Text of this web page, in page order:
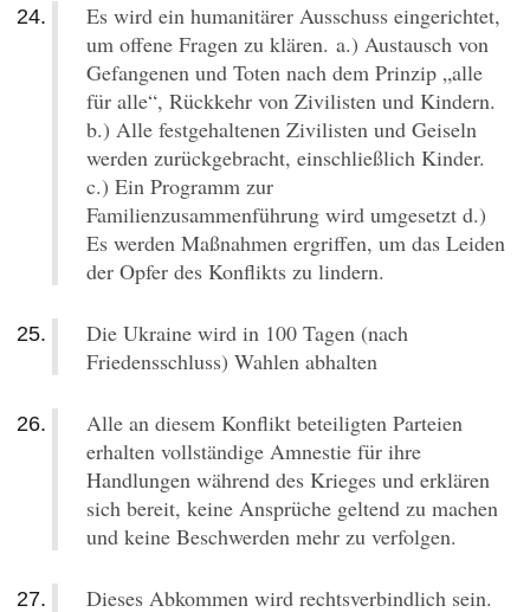
Es wird ein humanitärer Ausschuss eingerichtet,
um offene Fragen zu klären. a.) Austausch von
Gefangenen und Toten nach dem Prinzip „alle
für alle“, Rückkehr von Zivilisten und Kindern.
b.) Alle festgehaltenen Zivilisten und Geiseln
werden zurückgebracht, einschließlich Kinder.
c.) Ein Programm zur
Familienzusammenführung wird umgesetzt d.)
Es werden Maßnahmen ergriffen, um das Leiden
der Opfer des Konflikts zu lindern.
Die Ukraine wird in 100 Tagen (nach
Friedensschluss) Wahlen abhalten
Alle an diesem Konflikt beteiligten Parteien
erhalten vollständige Amnestie für ihre
Handlungen während des Krieges und erklären
sich bereit, keine Ansprüche geltend zu machen
und keine Beschwerden mehr zu verfolgen.
Dieses Abkommen wird rechtsverbindlich sein.